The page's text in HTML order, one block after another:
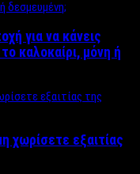
για να κάνεις
καλοκαίρι, μόνη ή
χωρίσετε εξαιτίας